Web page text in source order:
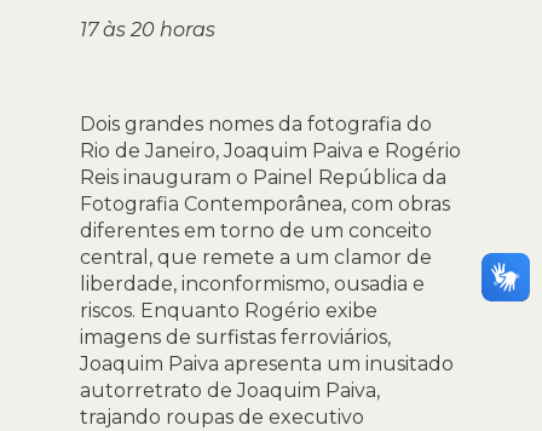
17 às 20 horas
Dois grandes nomes da fotografia do
Rio de Janeiro, Joaquim Paiva e Rogério
Reis inauguram o Painel República da
Fotografia Contemporânea, com obras
diferentes em torno de um conceito
central, que remete a um clamor de
liberdade, inconformismo, ousadia e
riscos. Enquanto Rogério exibe
imagens de surfistas ferroviários,
Joaquim Paiva apresenta um inusitado
autorretrato de Joaquim Paiva,
trajando roupas de executivo